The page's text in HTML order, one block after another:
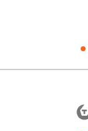
Média